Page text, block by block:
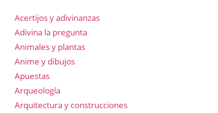
Acertijos y adivinanzas
Adivina la pregunta
Animales y plantas
Anime y dibujos
Apuestas
Arqueología
Arquitectura y construcciones